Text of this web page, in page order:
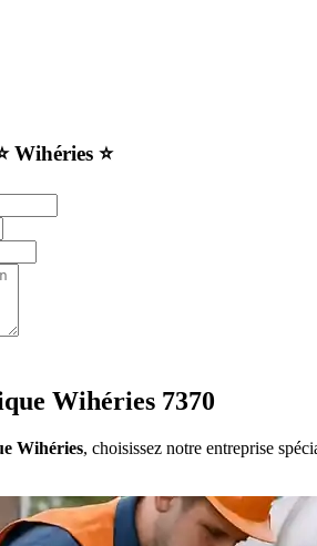
Wihéries ⭐️
Wihéries 7370
Wihéries, choisissez notre entreprise